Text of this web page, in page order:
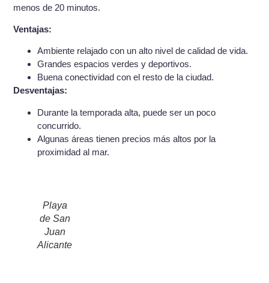
menos de 20 minutos.
Ventajas:
Ambiente relajado con un alto nivel de calidad de vida.
Grandes espacios verdes y deportivos.
Buena conectividad con el resto de la ciudad.
Desventajas:
Durante la temporada alta, puede ser un poco
concurrido.
Algunas áreas tienen precios más altos por la
proximidad al mar.
Playa
de San
Juan
Alicante